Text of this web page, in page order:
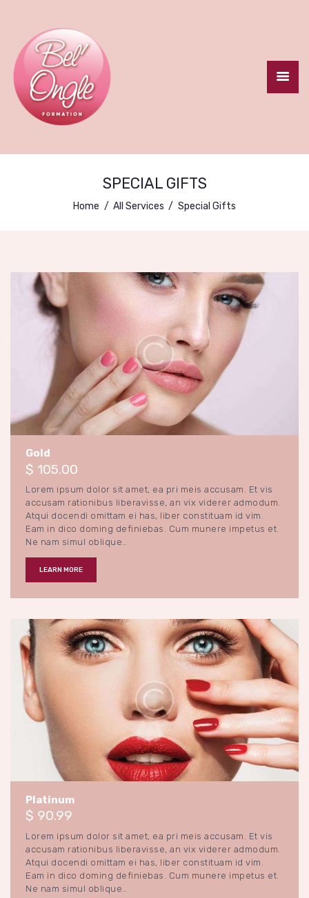
SPECIAL GIFTS
Home All Services Special Gifts
ACCUEIL
CERTIFIANTE
CONTACT
Special Gifts 28 novembre 2017
Gold
$ 105.00
Lorem ipsum dolor sit amet, ea pri meis accusam. Et vis
accusam rationibus liberavisse, an vix viderer admodum.
Atqui docendi omittam ei has, liber constituam id vim.
Eam in dico doming definiebas. Cum munere impetus et.
Ne nam simul oblique…
LEARN MORE
Special Gifts 28 novembre 2017 0
Platinum
$ 90.99
Lorem ipsum dolor sit amet, ea pri meis accusam. Et vis
accusam rationibus liberavisse, an vix viderer admodum.
Atqui docendi omittam ei has, liber constituam id vim.
Eam in dico doming definiebas. Cum munere impetus et.
Ne nam simul oblique…